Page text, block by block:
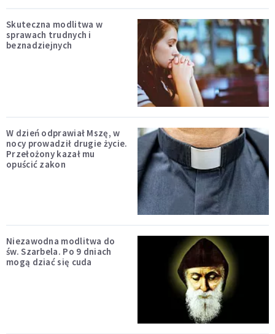
Skuteczna modlitwa w
sprawach trudnych i
beznadziejnych
W dzień odprawiał Mszę, w
nocy prowadził drugie życie.
Przełożony kazał mu
opuścić zakon
Niezawodna modlitwa do
św. Szarbela. Po 9 dniach
mogą dziać się cuda